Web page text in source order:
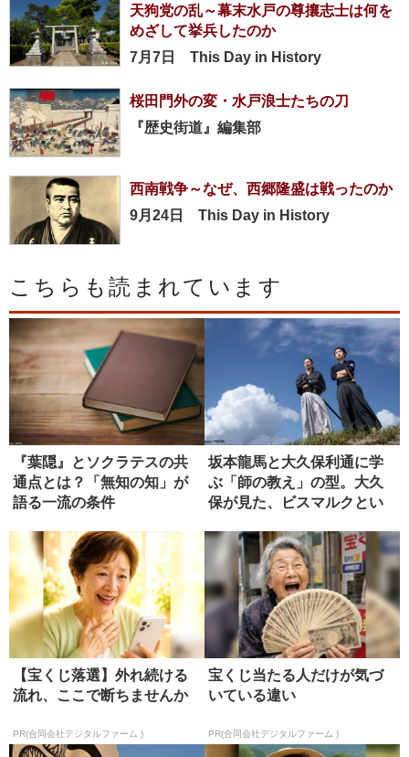
天狗党の乱～幕末水戸の尊攘志士は何を
めざして挙兵したのか
7月7日 This Day in History
桜田門外の変・水戸浪士たちの刀
『歴史街道』編集部
西南戦争～なぜ、西郷隆盛は戦ったのか
9月24日 This Day in History
こちらも読まれています
『葉隠』とソクラテスの共
通点とは？「無知の知」が
語る一流の条件
坂本龍馬と大久保利通に学
ぶ「師の教え」の型。大久
保が見た、ビスマルクとい
【宝くじ落選】外れ続ける
流れ、ここで断ちませんか
PR(合同会社デジタルファーム )
宝くじ当たる人だけが気づ
いている違い
PR(合同会社デジタルファーム )